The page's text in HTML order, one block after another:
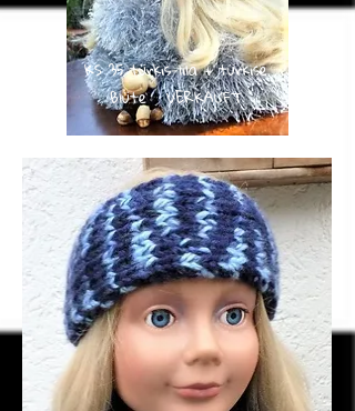
KS 35 türkis-lila + türkise
Blüte VERKAUFT